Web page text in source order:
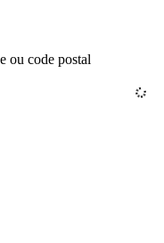
ou code postal